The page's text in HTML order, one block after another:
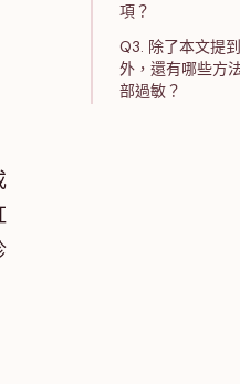
項？
Q3. 除了本文提
外，還有哪些方
部過敏？